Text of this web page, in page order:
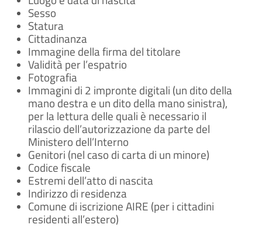
Sesso
Statura
Cittadinanza
Immagine della firma del titolare
Validità per l’espatrio
Fotografia
Immagini di 2 impronte digitali (un dito della
mano destra e un dito della mano sinistra),
per la lettura delle quali è necessario il
rilascio dell’autorizzazione da parte del
Ministero dell’Interno
Genitori (nel caso di carta di un minore)
Codice fiscale
Estremi dell’atto di nascita
Indirizzo di residenza
Comune di iscrizione AIRE (per i cittadini
residenti all’estero)